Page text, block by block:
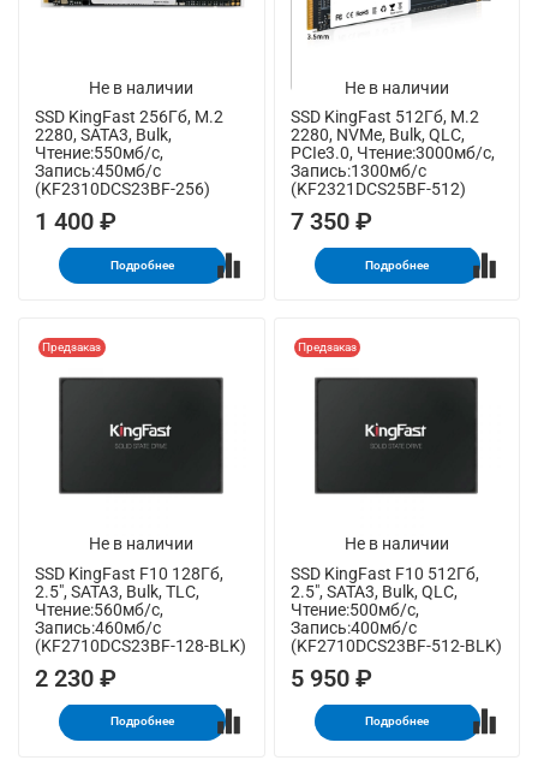
Не в наличии
SSD KingFast 256Гб, M.2
2280, SATA3, Bulk,
Чтение:550мб/с,
Запись:450мб/с
(KF2310DCS23BF-256)
1 400 ₽
Подробнее
Не в наличии
SSD KingFast 512Гб, M.2
2280, NVMe, Bulk, QLC,
PCIe3.0, Чтение:3000мб/с,
Запись:1300мб/с
(KF2321DCS25BF-512)
7 350 ₽
Подробнее
Не в наличии
Предзаказ
SSD KingFast F10 128Гб,
2.5", SATA3, Bulk, TLC,
Чтение:560мб/с,
Запись:460мб/с
(KF2710DCS23BF-128-BLK)
2 230 ₽
Подробнее
Не в наличии
Предзаказ
SSD KingFast F10 512Гб,
2.5", SATA3, Bulk, QLC,
Чтение:500мб/с,
Запись:400мб/с
(KF2710DCS23BF-512-BLK)
5 950 ₽
Подробнее